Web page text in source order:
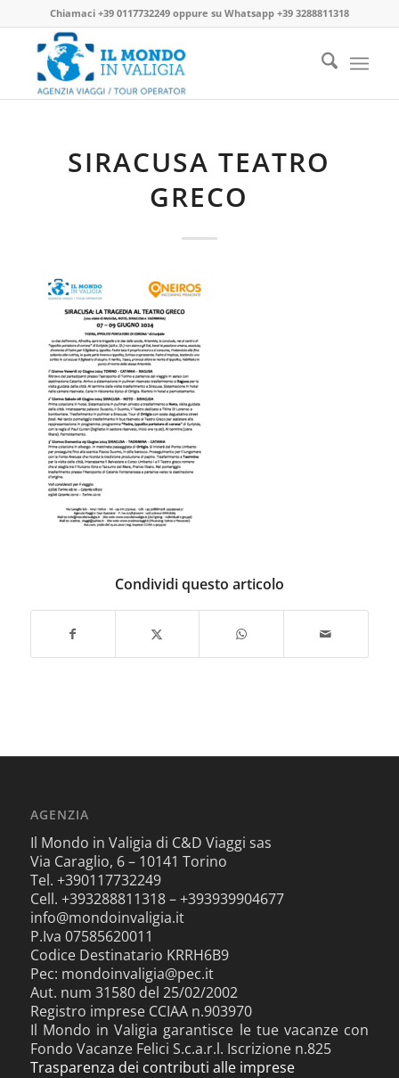
Chiamaci +39 0117732249oppure su Whatsapp +39 3288811318
SIRACUSA TEATRO
GRECO
Condividi questo articolo
AGENZIA
Il Mondo in Valigia di C&D Viaggi sas
Via Caraglio, 6 – 10141 Torino
Tel. +390117732249
Cell. +393288811318 – +393939904677
info@mondoinvaligia.it
P.Iva 07585620011
Codice Destinatario KRRH6B9
Pec: mondoinvaligia@pec.it
Aut. num 31580 del 25/02/2002
Registro imprese CCIAA n.903970
Il Mondo in Valigia garantisce le tue vacanze con
Fondo Vacanze Felici S.c.a.r.l. Iscrizione n.825
Trasparenza dei contributi alle imprese